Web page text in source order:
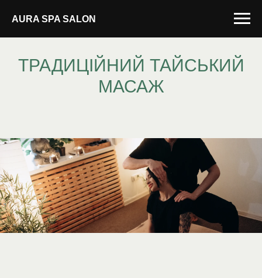
AURA SPA SALON
ТРАДИЦІЙНИЙ ТАЙСЬКИЙ
МАСАЖ